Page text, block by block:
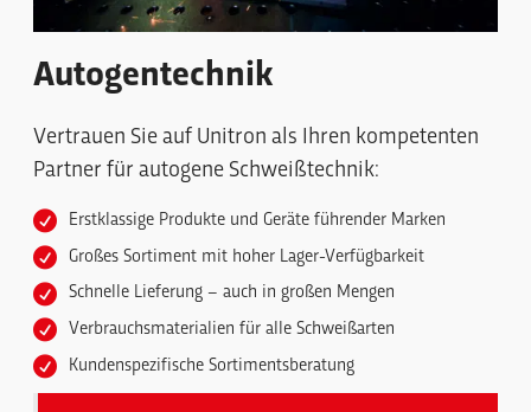
Autogentechnik
Vertrauen Sie auf Unitron als Ihren kompetenten
Partner für autogene Schweißtechnik:
Erstklassige Produkte und Geräte führender Marken
Großes Sortiment mit hoher Lager-Verfügbarkeit
Schnelle Lieferung – auch in großen Mengen
Verbrauchsmaterialien für alle Schweißarten
Kundenspezifische Sortimentsberatung